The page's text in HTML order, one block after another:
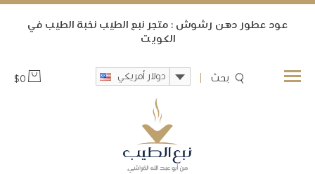
ﻋﻮﺩ ﻋﻄﻮﺭ ﺩﻫﻦ ﺭﺷﻮﺵ : متجر نبع الطيب ﻧﺨﺒﺔ ﺍﻟﻄﻴﺐ ﻓﻲ
ﺍﻟﻜﻮﻳﺖ
بحث دولار أمريكي $0